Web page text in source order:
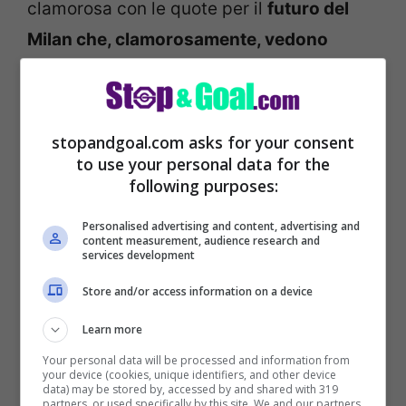
clamorosa con le quote per il futuro del
Milan che, clamorosamente, vedono
potenziale nuovo allenatore rossonero.
Tra i meno possibili, è chiaro, ma non
impossibile . A riportare la notizia sulle
TMW, conil nome di Adani tra gli
allenatori.Pagato 1000 volte la giocata –
nel senso che scommettendo un euro se
ne vincerebbero proprio 1000 -, Lele
è “giocabile” come scommessa per chi
vorrà provare a “sbancare”, qualora
dovesse rendersi concretala clamorosa
stopandgoal.com asks for your consent
to use your personal data for the
following purposes:
Personalised advertising and content, advertising and
content measurement, audience research and
services development
Store and/or access information on a device
Learn more
Your personal data will be processed and information from
your device (cookies, unique identifiers, and other device
data) may be stored by, accessed by and shared with 319